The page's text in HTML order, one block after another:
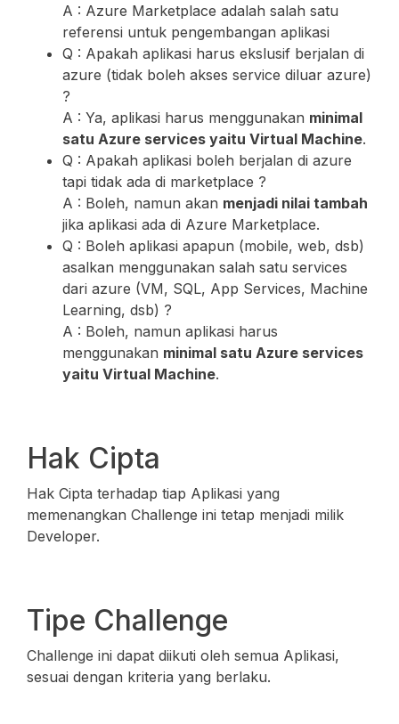
A : Azure Marketplace adalah salah satu
referensi untuk pengembangan aplikasi
Q : Apakah aplikasi harus ekslusif berjalan di
azure (tidak boleh akses service diluar azure)
?
A : Ya, aplikasi harus menggunakan minimal
satu Azure services yaitu Virtual Machine.
Q : Apakah aplikasi boleh berjalan di azure
tapi tidak ada di marketplace ?
A : Boleh, namun akan menjadi nilai tambah
jika aplikasi ada di Azure Marketplace.
Q : Boleh aplikasi apapun (mobile, web, dsb)
asalkan menggunakan salah satu services
dari azure (VM, SQL, App Services, Machine
Learning, dsb) ?
A : Boleh, namun aplikasi harus
menggunakan minimal satu Azure services
yaitu Virtual Machine.
Hak Cipta
Hak Cipta terhadap tiap Aplikasi yang
memenangkan Challenge ini tetap menjadi milik
Developer.
Tipe Challenge
Challenge ini dapat diikuti oleh semua Aplikasi,
sesuai dengan kriteria yang berlaku.